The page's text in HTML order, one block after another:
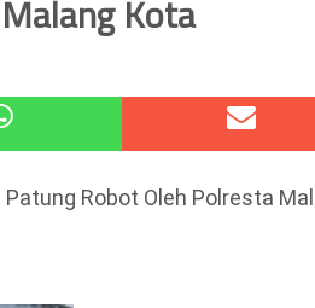
(PDPB) TRIWULAN II
Bersalah
Kota
Robot Oleh Polresta